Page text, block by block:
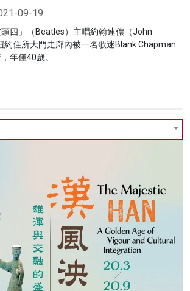
09-19
四」（Beatles）主唱約翰連儂（John
約住所大門走廊內被一名歌迷Blank Chapman
年僅40歲。